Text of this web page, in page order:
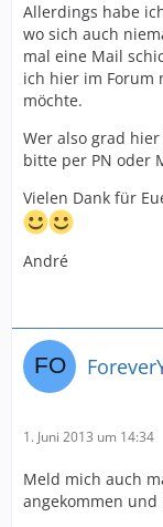
Allerdings habe
wo sich auch
mal eine Mail
ich hier im Forum
möchte.
Wer also grad
bitte per PN oder
Vielen Dank für
André
1. Juni 2013 um 14:34
Meld mich auch
angekommen